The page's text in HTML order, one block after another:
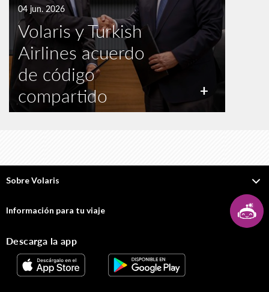
04 jun. 2026
Volaris y Turkish
Airlines acuerdo
de código
compartido
+
Sobre Volaris
Información para tu viaje
Descarga la app